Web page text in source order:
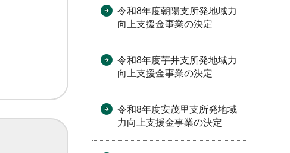
令和8年度朝陽支所発地域力
向上支援金事業の決定
令和8年度芋井支所発地域力
向上支援金事業の決定
令和8年度安茂里支所発地域
力向上支援金事業の決定